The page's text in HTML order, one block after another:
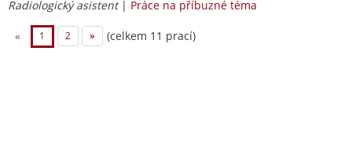
Radiologický asistent| Práce na příbuzné téma
« 1 2 » (celkem 11 prací)